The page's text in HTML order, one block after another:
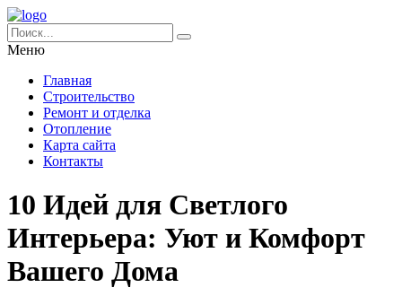
Меню
Главная
Строительство
Ремонт и отделка
Отопление
Карта сайта
Контакты
10 Идей для Светлого
Интерьера: Уют и Комфорт
Вашего Дома